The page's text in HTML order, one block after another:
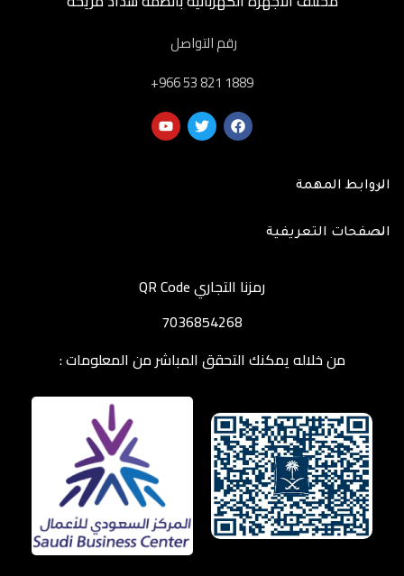
رقم التواصل
‎+966 53 821 1889
الروابط المهمة
الصفحات التعريفية
رمزنا التجاري QR Code
7036854268
من خلاله يمكنك التحقق المباشر من المعلومات :